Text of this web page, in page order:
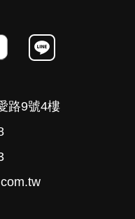
路9號4樓